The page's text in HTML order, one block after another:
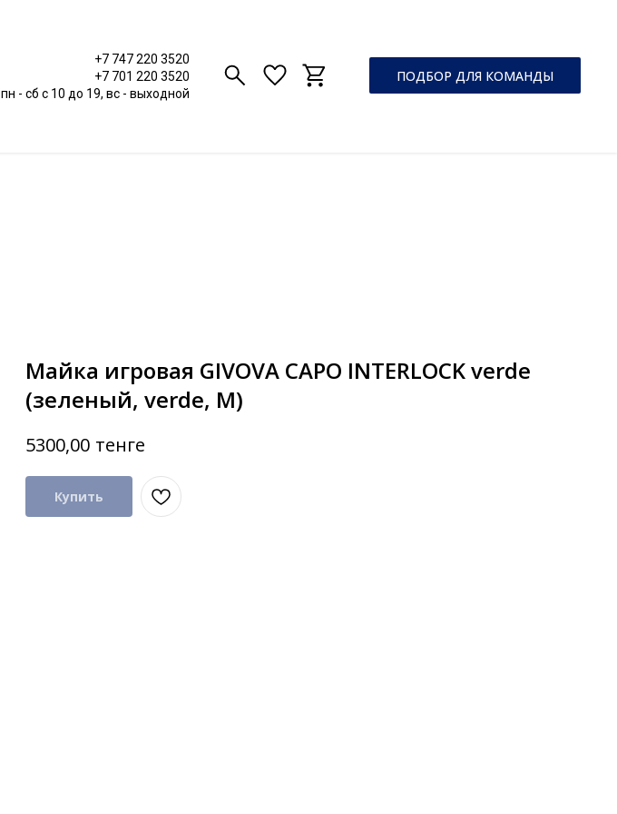
+7 747 220 3520
+7 701 220 3520
пн - сб c 10 до 19, вс - выходной
ПОДБОР ДЛЯ КОМАНДЫ
Майка игровая GIVOVA CAPO INTERLOCK verde
(зеленый, verde, M)
5300,00 тенге
Купить